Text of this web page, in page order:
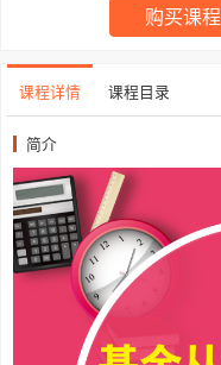
购买课程
课程详情 课程目录
简介